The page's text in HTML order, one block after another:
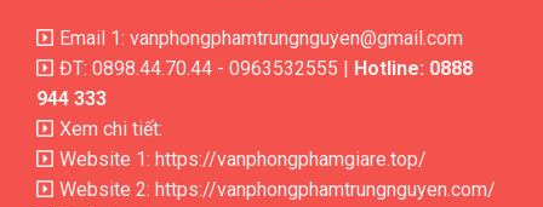
Email 1: vanphongphamtrungnguyen@gmail.com
ĐT: 0898.44.70.44 - 0963532555 | Hotline: 0888
944 333
Xem chi tiết:
Website 1: https://vanphongphamgiare.top/
Website 2: https://vanphongphamtrungnguyen.com/